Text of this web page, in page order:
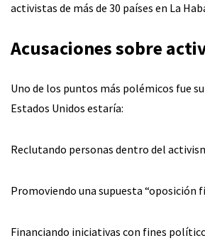
activistas de más de 30 países en La
Acusaciones sobre
Uno de los puntos más polémicos fue
Estados Unidos estaría:
Reclutando personas dentro del
Promoviendo una supuesta “oposición
Financiando iniciativas con fines